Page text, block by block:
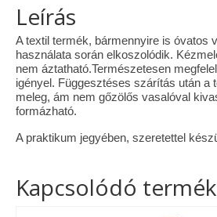
Leírás
A textil termék, bármennyire is óvatos
használata során elkoszolódik.
nem áztatható.Természetesen
igényel. Függesztéses szárítás után a
meleg, ám nem gőzölős vasalóval
formázható.
A praktikum jegyében, szeretettel
Kapcsolódó